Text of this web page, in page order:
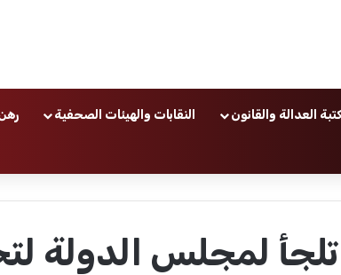
العدالة والقانون النقابات والهيئات الصحفية
لمجلس الدولة